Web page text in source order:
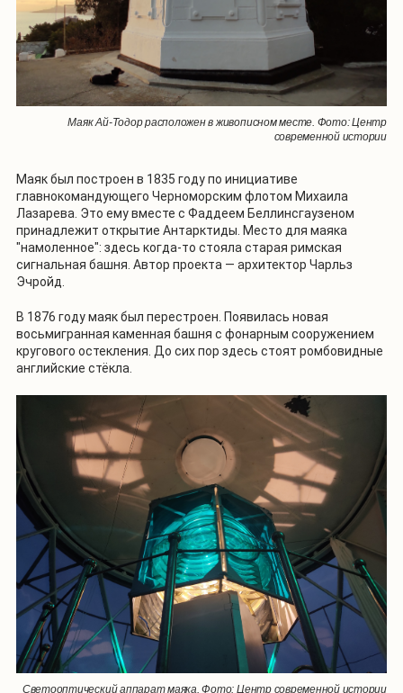
Маяк Ай-Тодор расположен в живописном месте. Фото: Центр
современной истории
Маяк был построен в 1835 году по инициативе
главнокомандующего Черноморским флотом Михаила
Лазарева. Это ему вместе с Фаддеем Беллинсгаузеном
принадлежит открытие Антарктиды. Место для маяка
"намоленное": здесь когда-то стояла старая римская
сигнальная башня. Автор проекта — архитектор Чарльз
Эчройд.
В 1876 году маяк был перестроен. Появилась новая
восьмигранная каменная башня с фонарным сооружением
кругового остекления. До сих пор здесь стоят ромбовидные
английские стёкла.
Светооптический аппарат маяка. Фото: Центр современной истории